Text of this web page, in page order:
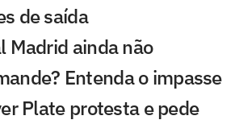
de saída
Madrid ainda não
Entenda o impasse
Plate protesta e pede